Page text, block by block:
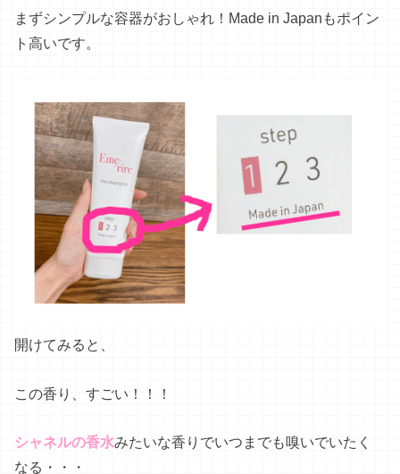
開けてみると、
この香り、すごい！！！
シャネルの香水みたいな香りでいつまでも嗅いでいたく
される香りです♡